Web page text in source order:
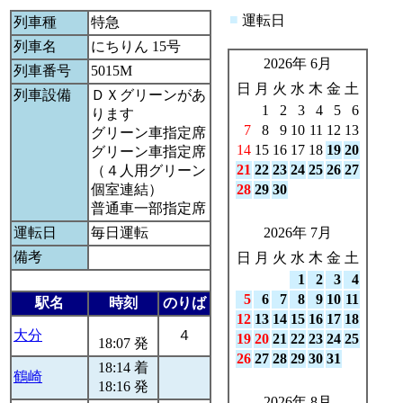
列車種
特急
列車名
にちりん 15号
列車番号
5015M
列車設備
ＤＸグリーンがあ
ります
グリーン車指定席
グリーン車指定席
（４人用グリーン
個室連結）
普通車一部指定席
運転日
毎日運転
備考
駅名 時刻 のりば
大分
18:07 発
４
鶴崎
18:14 着
18:16 発
■ 運転日
2026年 6月
日
月 火 水 木 金 土
1
2 3 4 5
6
7
8 9 10 11 12 13
14 15 16 17 18 19 20
21 22 23 24 25 26 27
28 29 30
2026年 7月
日
月 火 水 木 金 土
1
2 3
4
5
6 7 8 9 10 11
12 13 14 15 16 17 18
19 20 21 22 23 24 25
26 27 28 29 30 31